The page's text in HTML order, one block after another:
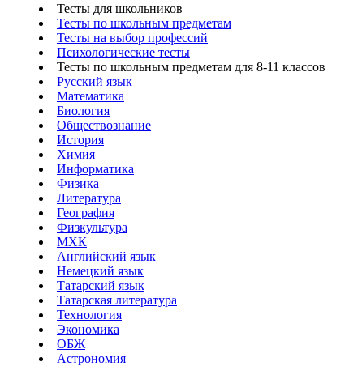
Тесты для школьников
Тесты по школьным предметам
Тесты на выбор профессий
Психологические тесты
Тесты по школьным предметам для 8-11 классов
Русский язык
Математика
Биология
Обществознание
История
Химия
Информатика
Физика
Литература
География
Физкультура
МХК
Английский язык
Немецкий язык
Татарский язык
Татарская литература
Технология
Экономика
ОБЖ
Астрономия